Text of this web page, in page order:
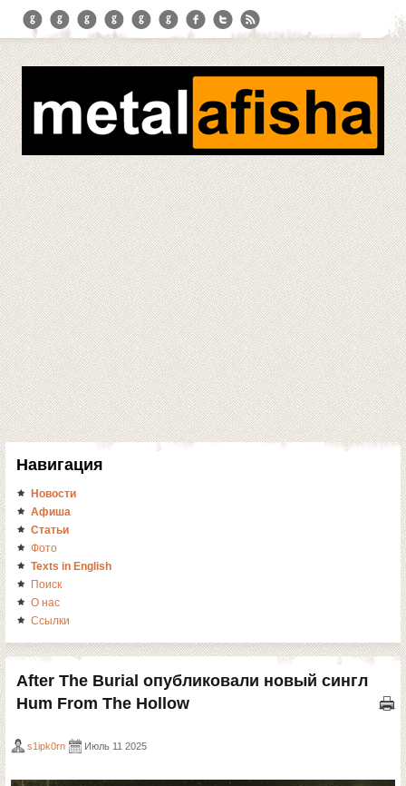
Навигация
Новости
Афиша
Статьи
Фото
Texts in English
Поиск
О нас
Ссылки
After The Burial опубликовали новый сингл
Hum From The Hollow
s1ipk0rn Июль 11 2025